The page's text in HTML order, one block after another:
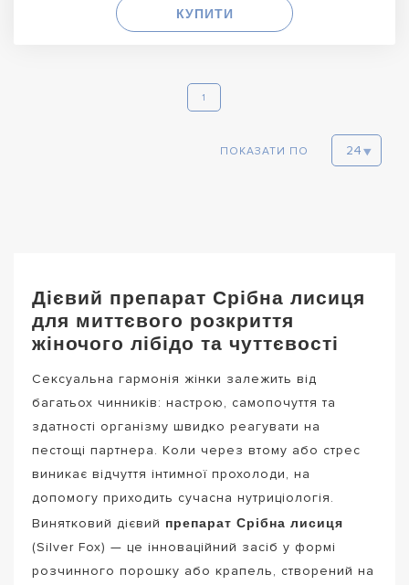
КУПИТИ
1
ПОКАЗАТИ ПО
Дієвий препарат Срібна лисиця
для миттєвого розкриття
жіночого лібідо та чуттєвості
Сексуальна гармонія жінки залежить від
багатьох чинників: настрою, самопочуття та
здатності організму швидко реагувати на
пестощі партнера. Коли через втому або стрес
виникає відчуття інтимної прохолоди, на
допомогу приходить сучасна нутриціологія.
Винятковий дієвий препарат Срібна лисиця
(Silver Fox) — це інноваційний засіб у формі
розчинного порошку або крапель, створений на